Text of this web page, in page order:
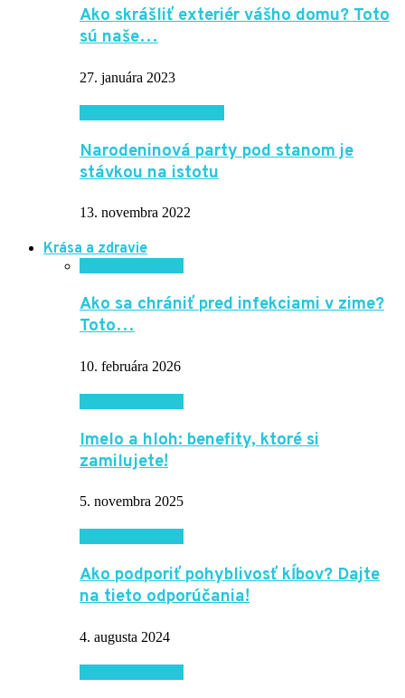
Ako skrášliť exteriér vášho domu? Toto
sú naše…
27. januára 2023
Narodeninová party pod stanom je
stávkou na istotu
13. novembra 2022
Krása a zdravie
Ako sa chrániť pred infekciami v zime?
Toto…
10. februára 2026
Imelo a hloh: benefity, ktoré si
zamilujete!
5. novembra 2025
Ako podporiť pohyblivosť kĺbov? Dajte
na tieto odporúčania!
4. augusta 2024